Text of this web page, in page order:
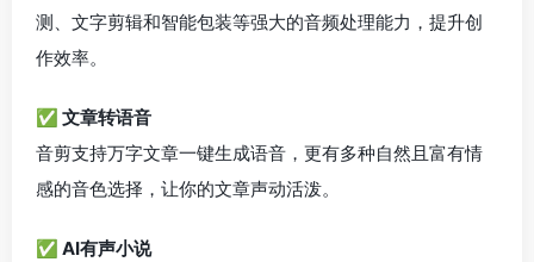
测、文字剪辑和智能包装等强大的音频处理能力，提升创
作效率。
✅ 文章转语音
音剪支持万字文章一键生成语音，更有多种自然且富有情
感的音色选择，让你的文章声动活泼。
✅ AI有声小说